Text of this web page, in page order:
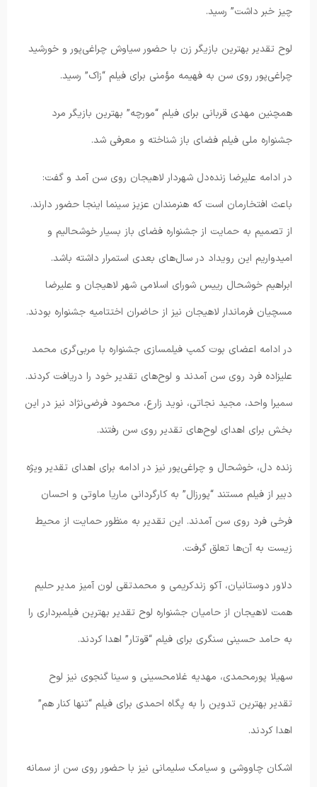
چیز خبر داشت” رسید.
لوح تقدیر بهترین بازیگر زن با حضور سیاوش چراغی‌پور و خورشید
چراغی‌پور روی سن به فهیمه مؤمنی برای فیلم “زاک” رسید.
همچنین مهدی قربانی برای فیلم “مورچه” بهترین بازیگر مرد
جشنواره ملی فیلم فضای باز شناخته و معرفی شد.
در ادامه علیرضا زنده‌دل شهردار لاهیجان روی سن آمد و گفت:
باعث افتخارمان است که هنرمندان عزیز سینما اینجا حضور دارند.
از تصمیم به حمایت از جشنواره فضای باز بسیار خوشحالیم و
امیدواریم این رویداد در سال‌های بعدی استمرار داشته باشد.
ابراهیم خوشحال رییس شورای اسلامی شهر لاهیجان و علیرضا
مسچیان فرماندار لاهیجان نیز از حاضران اختتامیه جشنواره بودند.
در ادامه اعضای بوت کمپ فیلمسازی جشنواره با مربی‌گری محمد
علیزاده فرد روی سن آمدند و لوح‌های تقدیر خود را دریافت کردند.
سمیرا واحد، مجید نجاتی، نوید زارع، محمود فرضی‌نژاد نیز در این
بخش برای اهدای لوح‌های تقدیر روی سن رفتند.
زنده دل، خوشحال و چراغی‌پور نیز در ادامه برای اهدای تقدیر ویژه
دبیر از فیلم مستند “پورزال” به کارگردانی ماریا ماوتی و احسان
فرخی فرد روی سن آمدند. این تقدیر به منظور حمایت از محیط
زیست به آن‌ها تعلق گرفت.
دلاور دوستانیان، آکو زندکریمی و محمدتقی لون آمیز مدیر حلیم
همت لاهیجان از حامیان جشنواره لوح تقدیر بهترین فیلمبرداری را
به حامد حسینی سنگری برای فیلم “قوتار” اهدا کردند.
سهیلا پورمحمدی، مهدیه غلامحسینی و سینا گنجوی نیز لوح
تقدیر بهترین تدوین را به پگاه احمدی برای فیلم “تنها کنار هم”
اهدا کردند.
اشکان چاووشی و سیامک سلیمانی نیز با حضور روی سن از سمانه